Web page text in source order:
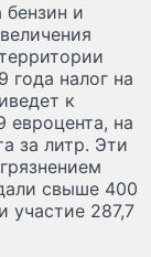
и
года налог на
к
на
за литр. Эти
свыше 400
участие 287,7